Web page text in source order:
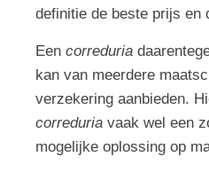
definitie de beste prijs en
Een correduria
kan van meerdere
verzekering aanbieden.
correduria vaak wel een
mogelijke oplossing op